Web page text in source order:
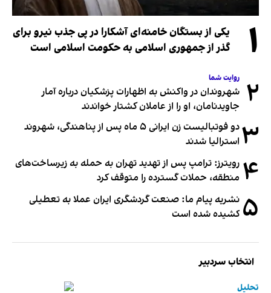
۱
یکی از بستگان خامنه‌ای آشکارا در پی جذب نیرو برای
گذر از جمهوری اسلامی به حکومت اسلامی است
۲ روایت شما
شهروندان در واکنش به اظهارات پزشکیان درباره آمار
جاویدنامان، او را از عاملان کشتار خواندند
۳
دو فوتبالیست زن ایرانی ۵ ماه پس از پناهندگی، شهروند
استرالیا شدند
۴ رویترز: ترامپ پس از تهدید تهران به حمله به زیرساخت‌های
منطقه، حملات گسترده را متوقف کرد
۵ نشریه پیام ما: صنعت گردشگری ایران عملا به تعطیلی
کشیده شده است
انتخاب سردبیر
تحلیل